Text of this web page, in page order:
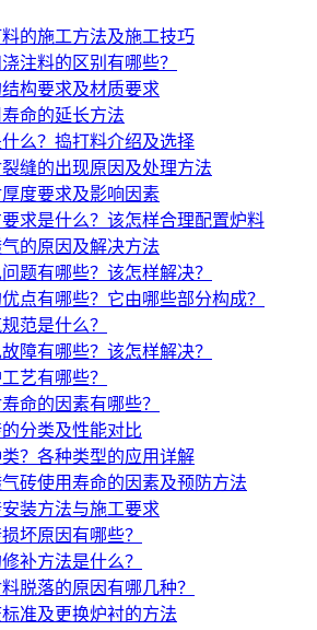
的施工方法及施工技巧
注料的区别有哪些？
构要求及材质要求
命的延长方法
么？捣打料介绍及选择
缝的出现原因及处理方法
度要求及影响因素
求是什么？该怎样合理配置炉料
的原因及解决方法
题有哪些？该怎样解决？
点有哪些？它由哪些部分构成？
范是什么？
障有哪些？该怎样解决？
艺有哪些？
命的因素有哪些？
分类及性能对比
？各种类型的应用详解
砖使用寿命的因素及预防方法
装方法与施工要求
坏原因有哪些？
补方法是什么？
脱落的原因有哪几种？
准及更换炉衬的方法